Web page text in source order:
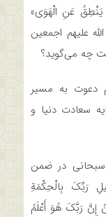
يَنْطِقُ عَنِ الْهَوَی»
علیهم اجمعین
چه می‌گوید؟
دعوت به مسیر
سعادت دنیا و
سبحانی در ضمن
رَبِّكَ بِالْحِكْمَةِ
إِنَّ رَبَّكَ هُوَ أَعْلَمُ